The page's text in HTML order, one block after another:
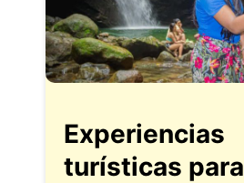
Experiencias
turísticas para